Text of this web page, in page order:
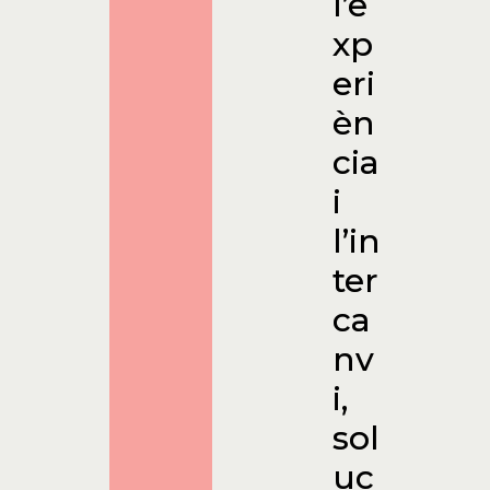
xp
eri
èn
cia
i
l’in
ter
ca
nv
i,
sol
uc